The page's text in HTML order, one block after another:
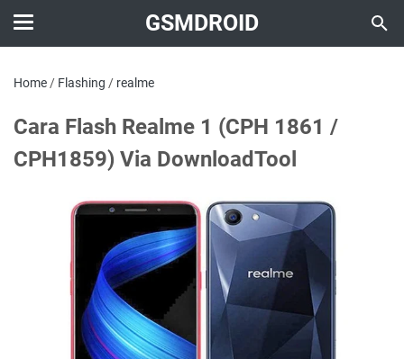
GSMDROID
Home / Flashing / realme
Cara Flash Realme 1 (CPH 1861 /
CPH1859) Via DownloadTool